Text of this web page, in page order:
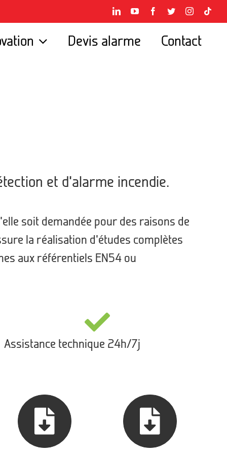
LinkedInYouTubeFacebook
TwitterInstagram
Devis alarme Contact
et d’alarme incendie.
soit demandée pour des raisons de
la réalisation d’études complètes
aux référentiels EN54 ou
Assistance technique 24h/7j